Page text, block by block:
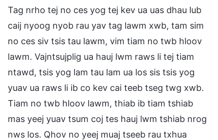
Tag nrho tej no ces yog tej kev ua uas dhau lub
caij nyoog nyob rau yav tag lawm xwb, tam sim
no ces siv tsis tau lawm, vim tiam no twb hloov
lawm. Vajntsujplig ua hauj lwm raws li tej tiam
ntawd, tsis yog lam tau lam ua los sis tsis yog
yuav ua raws li ib co kev cai teeb tseg twg xwb.
Tiam no twb hloov lawm, thiab ib tiam tshiab
mas yeej yuav tsum coj tes hauj lwm tshiab nrog
nws los. Qhov no yeej muaj tseeb rau txhua